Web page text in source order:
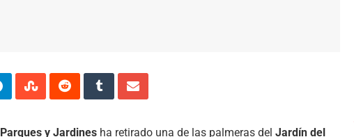
Parques y Jardines ha retirado una de las palmeras del Jardín del